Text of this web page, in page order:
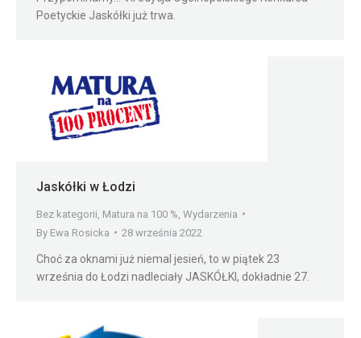
Poetyckie Jaskółki już trwa.
Jaskółki w Łodzi
Bez kategorii Matura na 100 % Wydarzenia
By Ewa Rosicka 28 września 2022
Choć za oknami już niemal jesień, to w piątek 23
września do Łodzi nadleciały JASKÓŁKI, dokładnie 27.